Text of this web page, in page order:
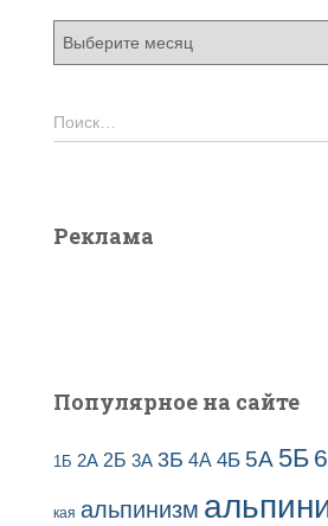
п
Н
а
:
Поиск…
Реклама
Популярное на сайте
1Б 2А 2Б 3А 3Б 4А 4Б 5А 5Б
кая альпинизм